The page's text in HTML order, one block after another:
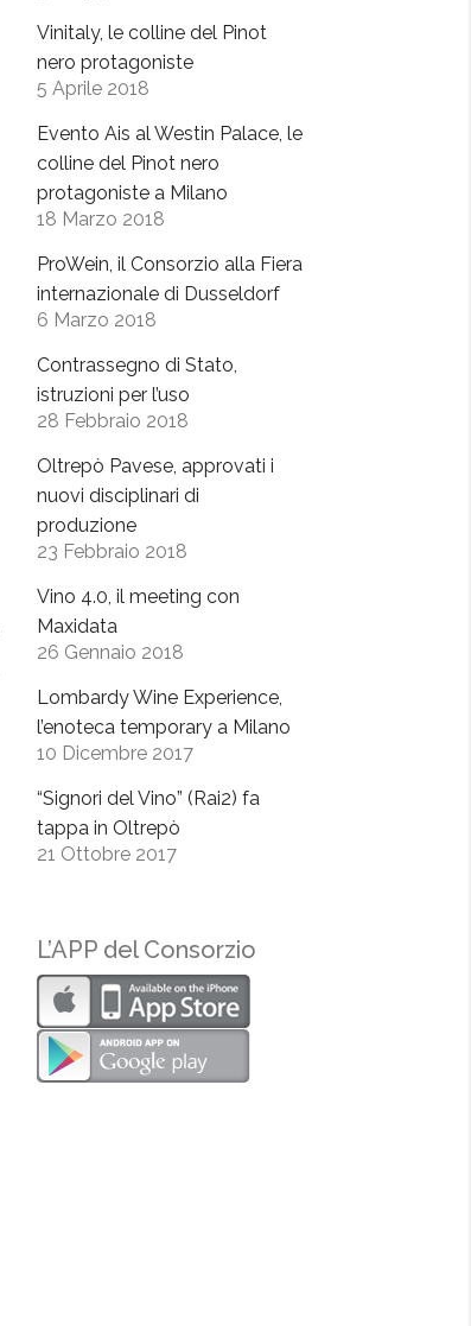
Vinitaly, le colline del Pinot
nero protagoniste
5 Aprile 2018
Evento Ais al Westin Palace, le
colline del Pinot nero
protagoniste a Milano
18 Marzo 2018
ProWein, il Consorzio alla Fiera
internazionale di Dusseldorf
6 Marzo 2018
Contrassegno di Stato,
istruzioni per l’uso
28 Febbraio 2018
Oltrepò Pavese, approvati i
nuovi disciplinari di
produzione
23 Febbraio 2018
Vino 4.0, il meeting con
Maxidata
26 Gennaio 2018
Lombardy Wine Experience,
l’enoteca temporary a Milano
10 Dicembre 2017
“Signori del Vino” (Rai2) fa
tappa in Oltrepò
21 Ottobre 2017
L’APP del Consorzio